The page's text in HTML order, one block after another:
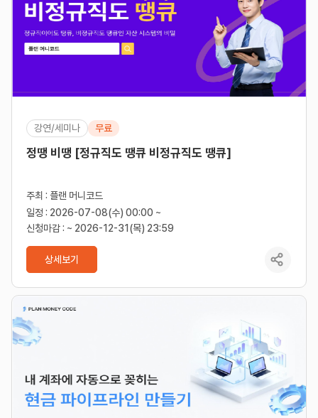
강연/세미나 무료
정땡 비땡 [정규직도 땡큐 비정규직도 땡큐]
주최 : 플랜 머니코드
일정 : 2026-07-08(수) 00:00 ~
신청마감 : ~ 2026-12-31(목) 23:59
상세보기